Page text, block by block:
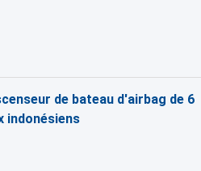
de bateau d'airbag de 6
indonésiens